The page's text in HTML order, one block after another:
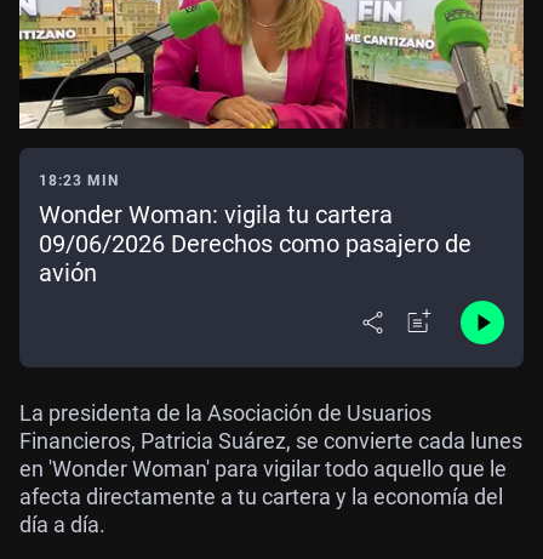
18:23 MIN
Wonder Woman: vigila tu cartera
09/06/2026 Derechos como pasajero de
avión
La presidenta de la Asociación de Usuarios
Financieros, Patricia Suárez, se convierte cada lunes
en 'Wonder Woman' para vigilar todo aquello que le
afecta directamente a tu cartera y la economía del
día a día.